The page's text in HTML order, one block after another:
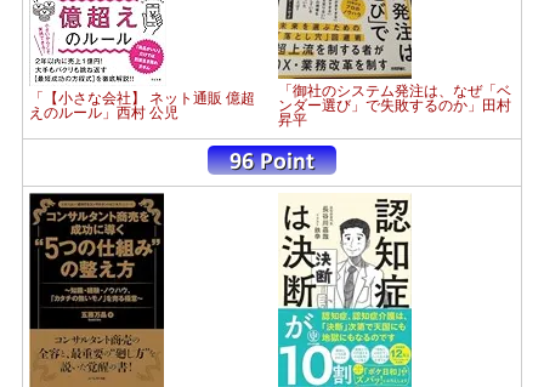
「【小さな会社】 ネット通販 億超
えのルール」西村 公児
「御社のシステム発注は、なぜ「ベ
ンダー選び」で失敗するのか」田村
昇平